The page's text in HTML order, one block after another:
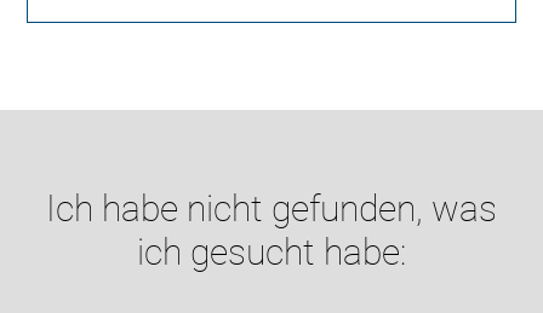
Ich habe nicht gefunden, was
ich gesucht habe: